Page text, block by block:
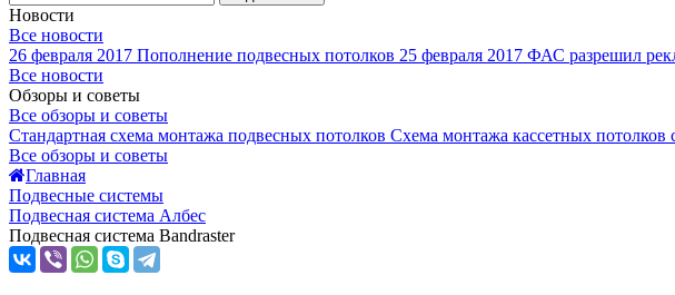
Новости
Все новости
26 февраля 2017 Пополнение подвесных потолков 25 февраля 2017 ФАС разрешил
Все новости
Обзоры и советы
Все обзоры и советы
Стандартная схема монтажа подвесных потолков Схема монтажа кассетных потолков
Все обзоры и советы
Главная
Подвесные системы
Подвесная система Албес
Подвесная система Bandraster